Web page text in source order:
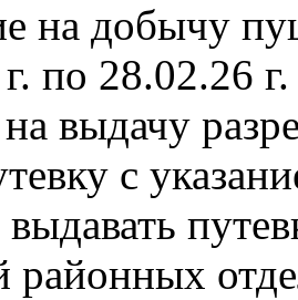
на добычу
по 28.02.26
на выдачу
с
выдавать
районных